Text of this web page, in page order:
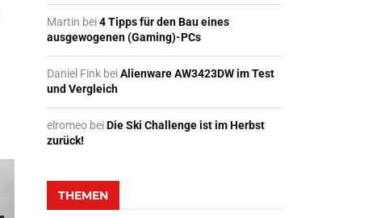
Martin bei4 Tipps für den Bau eines
ausgewogenen (Gaming)-PCs
Daniel Fink beiAlienware AW3423DW im Test
und Vergleich
elromeo beiDie Ski Challenge ist im Herbst
zurück!
THEMEN